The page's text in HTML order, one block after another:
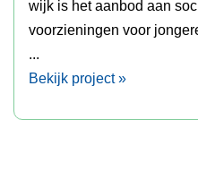
wijk is het aanbod aan
voorzieningen voor
Bekijk project »